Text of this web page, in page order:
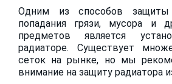
Одним из способов защиты
попадания грязи, мусора и
предметов является
радиаторе. Существует
сеток на рынке, но мы
внимание на защиту радиатора